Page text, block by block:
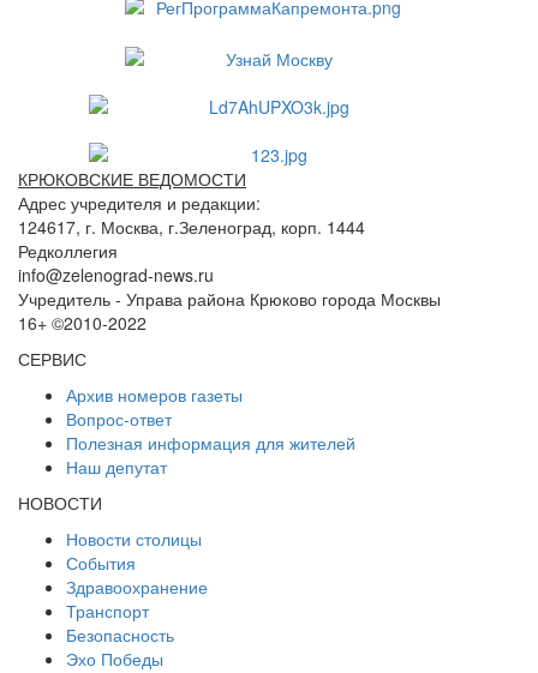
КРЮКОВСКИЕ ВЕДОМОСТИ
Адрес учредителя и редакции:
124617, г. Москва, г.Зеленоград, корп. 1444
Редколлегия
info@zelenograd-news.ru
Учредитель - Управа района Крюково города Москвы
16+ ©2010-2022
СЕРВИС
Архив номеров газеты
Вопрос-ответ
Полезная информация для жителей
Наш депутат
НОВОСТИ
Новости столицы
События
Здравоохранение
Транспорт
Безопасность
Эхо Победы